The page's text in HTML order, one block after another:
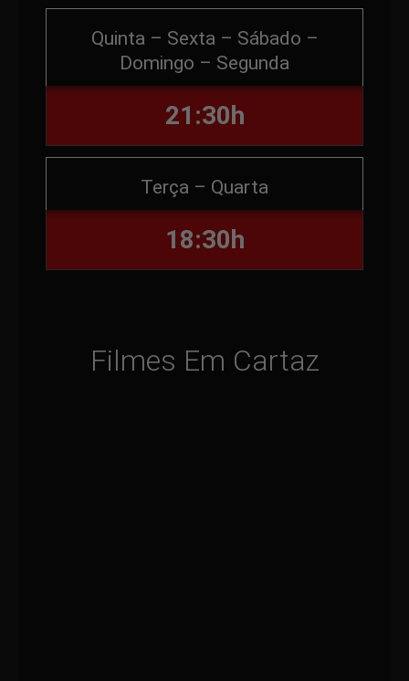
Quinta – Sexta – Sábado –
Domingo – Segunda
21:30h
Terça – Quarta
18:30h
Filmes Em Cartaz